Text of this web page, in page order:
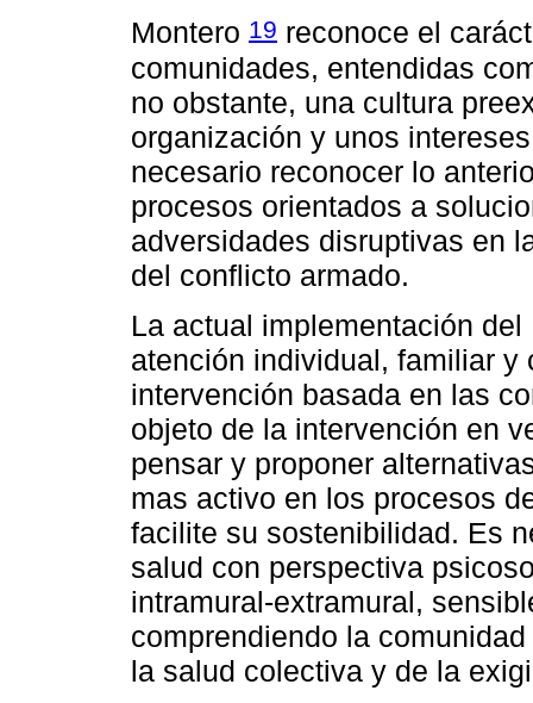
Montero 19 reconoce el
comunidades, entendidas
no obstante, una cultura
organización y unos
necesario reconocer lo
procesos orientados a
adversidades disruptivas en
del conflicto armado.
La actual implementación
atención individual, familiar y
intervención basada en las
objeto de la intervención en
pensar y proponer
mas activo en los procesos
facilite su sostenibilidad. Es
salud con perspectiva
intramural-extramural,
comprendiendo la
la salud colectiva y de la